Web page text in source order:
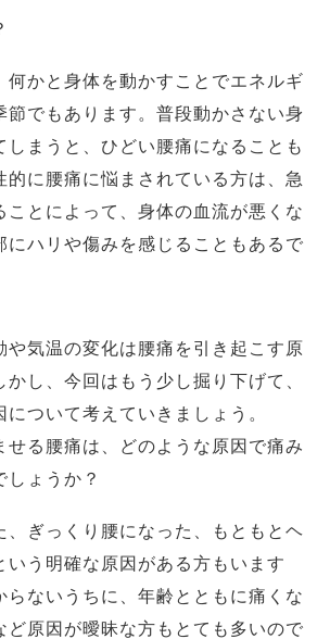
何かと身体を動かすことでエネルギ
節でもあります。普段動かさない身
しまうと、ひどい腰痛になることも
的に腰痛に悩まされている方は、急
ことによって、身体の血流が悪くな
にハリや傷みを感じることもあるで
や気温の変化は腰痛を引き起こす原
かし、今回はもう少し掘り下げて、
ついて考えていきましょう。
せる腰痛は、どのような原因で痛み
しょうか？
、ぎっくり腰になった、もともとヘ
いう明確な原因がある方もいます
らないうちに、年齢とともに痛くな
ど原因が曖昧な方もとても多いので